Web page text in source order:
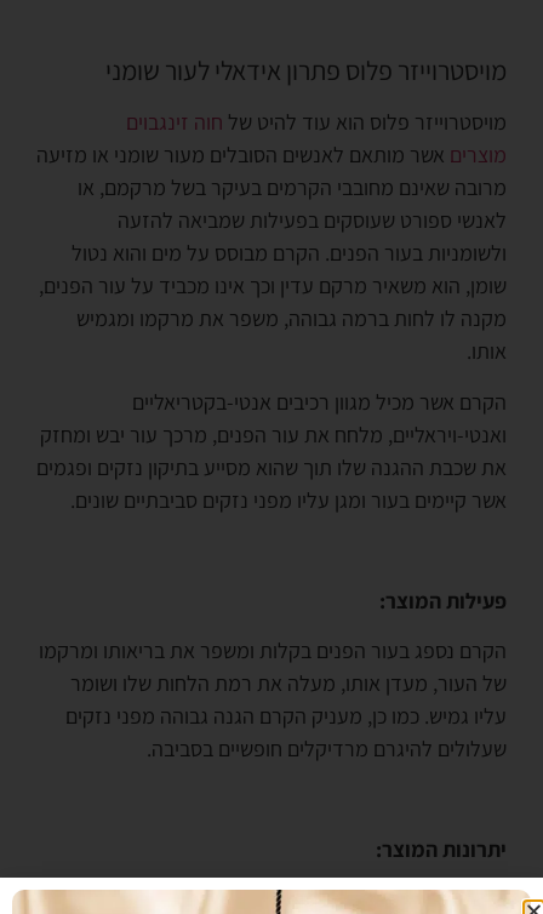
מויסטרוייזר פלוס פתרון אידאלי לעור שומני
מויסטרוייזר פלוס הוא עוד להיט של חוה זינגבוים
מוצרים אשר מותאם לאנשים הסובלים מעור שומני או מזיעה
מרובה שאינם מחובבי הקרמים בעיקר בשל מרקמם, או
לאנשי ספורט שעוסקים בפעילות שמביאה להזעה
ולשומניות בעור הפנים. הקרם מבוסס על מים והוא נטול
שומן, הוא משאיר מרקם עדין וכך אינו מכביד על עור הפנים,
מקנה לו לחות ברמה גבוהה, משפר את מרקמו ומגמיש
אותו.
הקרם אשר מכיל מגוון רכיבים אנטי-בקטריאליים
ואנטי-ויראליים, מלחח את עור הפנים, מרכך עור יבש ומחזק
את שכבת ההגנה שלו תוך שהוא מסייע בתיקון נזקים ופגמים
אשר קיימים בעור ומגן עליו מפני נזקים סביבתיים שונים.
פעילות המוצר:
הקרם נספג בעור הפנים בקלות ומשפר את בריאותו ומרקמו
של העור, מעדן אותו, מעלה את רמת הלחות שלו ושומר
עליו גמיש. כמו כן, מעניק הקרם הגנה גבוהה מפני נזקים
שעלולים להיגרם מרדיקלים חופשיים בסביבה.
יתרונות המוצר:
פורמולה ייחודית קלילה אשר מותאמת לעור רגיל עד